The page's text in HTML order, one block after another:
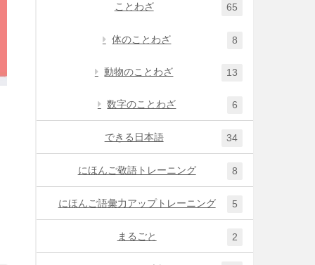
ことわざ 65
体のことわざ 8
動物のことわざ 13
数字のことわざ 6
できる日本語 34
にほんご敬語トレーニング 8
にほんご語彙力アップトレーニング 5
まるごと 2